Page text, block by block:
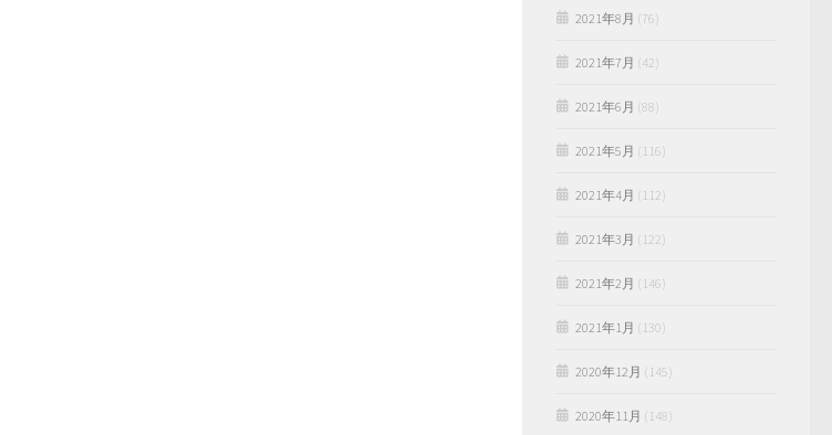
2021年8月 (76)
2021年7月 (42)
2021年6月 (88)
2021年5月 (116)
2021年4月 (112)
2021年3月 (122)
2021年2月 (146)
2021年1月 (130)
2020年12月 (145)
2020年11月 (148)